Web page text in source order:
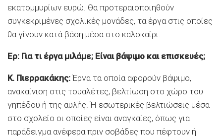
εκατομμυρίων ευρώ. Θα προτεραιοποιηθούν
συγκεκριμένες σχολικές μονάδες, τα έργα στις οποίες
θα γίνουν κατά βάση μέσα στο καλοκαίρι.
Ερ: Για τι έργα μιλάμε; Είναι βάψιμο και επισκευές;
Κ. Πιερρακάκης:Έργα τα οποία αφορούν βάψιμο,
ανακαίνιση στις τουαλέτες, βελτίωση στο χώρο του
γηπέδου ή της αυλής. Ή εσωτερικές βελτιώσεις μέσα
στο σχολείο οι οποίες είναι αναγκαίες, όπως για
παράδειγμα ανέφερα πριν σοβάδες που πέφτουν ή